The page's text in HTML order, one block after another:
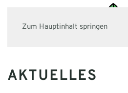
Zum Hauptinhalt springen
AKTUELLES